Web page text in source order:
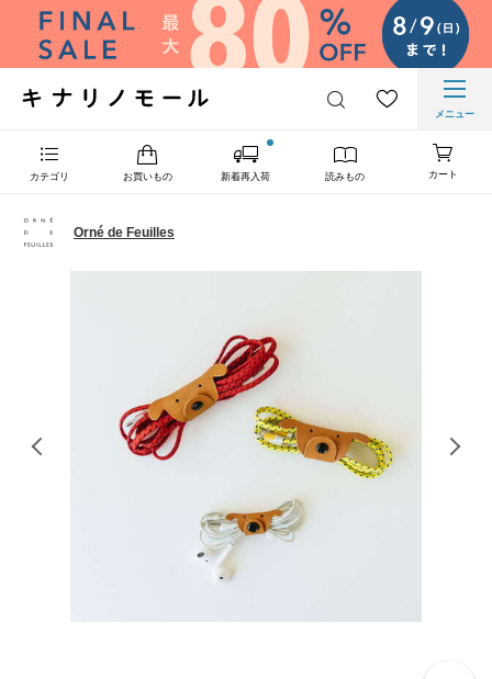
メニュー
カテゴリ お買いもの 新着再入荷 読みもの カート
Orné de Feuilles